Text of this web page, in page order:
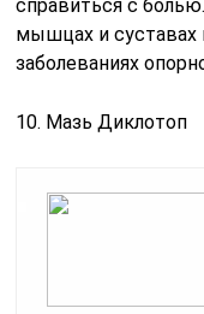
справиться с
мышцах и суставах
заболеваниях
10. Мазь Диклотоп